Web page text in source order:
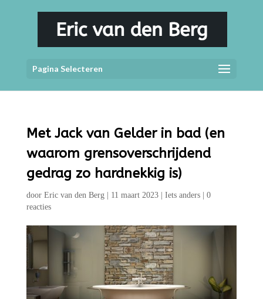
Pagina Selecteren
Met Jack van Gelder in bad (en
waarom grensoverschrijdend
gedrag zo hardnekkig is)
door Eric van den Berg| 11 maart 2023| Iets anders| 0
reacties